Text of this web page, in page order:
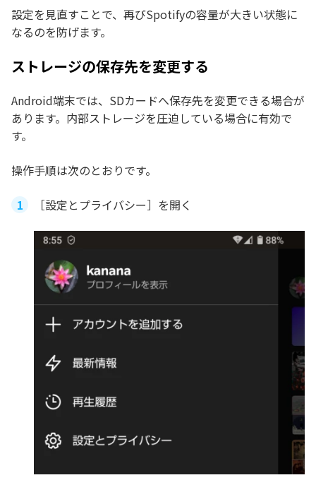
設定を見直すことで、再びSpotifyの容量が大きい状態に
なるのを防げます。
ストレージの保存先を変更する
Android端末では、SDカードへ保存先を変更できる場合が
あります。内部ストレージを圧迫している場合に有効で
す。
操作手順は次のとおりです。
［設定とプライバシー］を開く